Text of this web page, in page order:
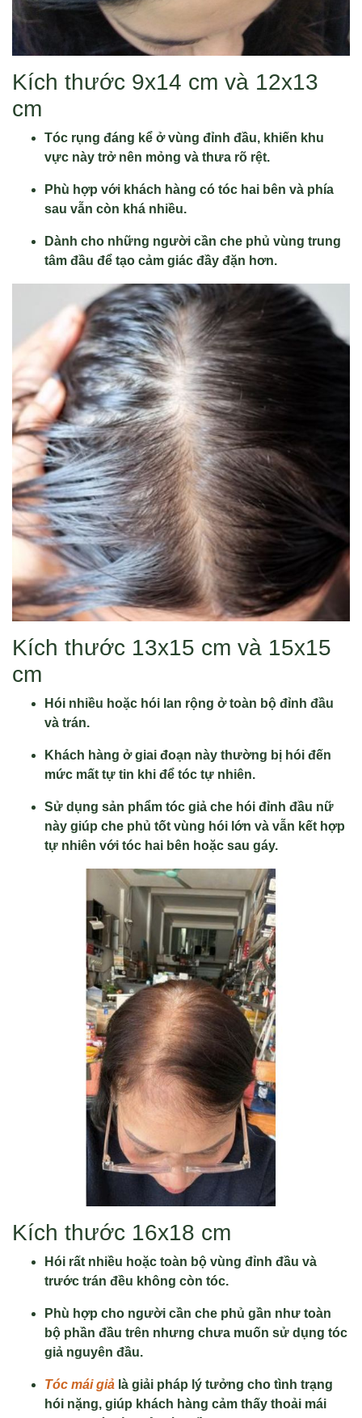
Kích thước 9x14 cm và 12x13
cm
Tóc rụng đáng kể ở vùng đỉnh đầu, khiến khu
vực này trở nên mỏng và thưa rõ rệt.
Phù hợp với khách hàng có tóc hai bên và phía
sau vẫn còn khá nhiều.
Dành cho những người cần che phủ vùng trung
tâm đầu để tạo cảm giác đầy đặn hơn.
Kích thước 13x15 cm và 15x15
cm
Hói nhiều hoặc hói lan rộng ở toàn bộ đỉnh đầu
và trán.
Khách hàng ở giai đoạn này thường bị hói đến
mức mất tự tin khi để tóc tự nhiên.
Sử dụng sản phẩm tóc giả che hói đỉnh đầu nữ
này giúp che phủ tốt vùng hói lớn và vẫn kết hợp
tự nhiên với tóc hai bên hoặc sau gáy.
Kích thước 16x18 cm
Hói rất nhiều hoặc toàn bộ vùng đỉnh đầu và
trước trán đều không còn tóc.
Phù hợp cho người cần che phủ gần như toàn
bộ phần đầu trên nhưng chưa muốn sử dụng tóc
giả nguyên đầu.
Tóc mái giả là giải pháp lý tưởng cho tình trạng
hói nặng, giúp khách hàng cảm thấy thoải mái